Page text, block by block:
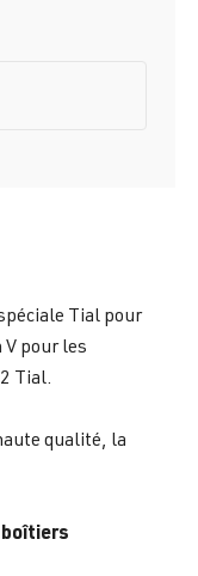
Tial pour
V pour les
Tial.
qualité, la